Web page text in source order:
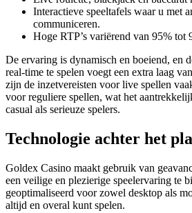
Interactieve speeltafels waar u met
communiceren.
Hoge RTP’s variërend van 95% tot
De ervaring is dynamisch en boeiend, en
real-time te spelen voegt een extra laag
zijn de inzetvereisten voor live spellen
voor reguliere spellen, wat het
casual als serieuze spelers.
Technologie achter het
Goldex Casino maakt gebruik van
een veilige en plezierige speelervaring te
geoptimaliseerd voor zowel desktop als
altijd en overal kunt spelen.